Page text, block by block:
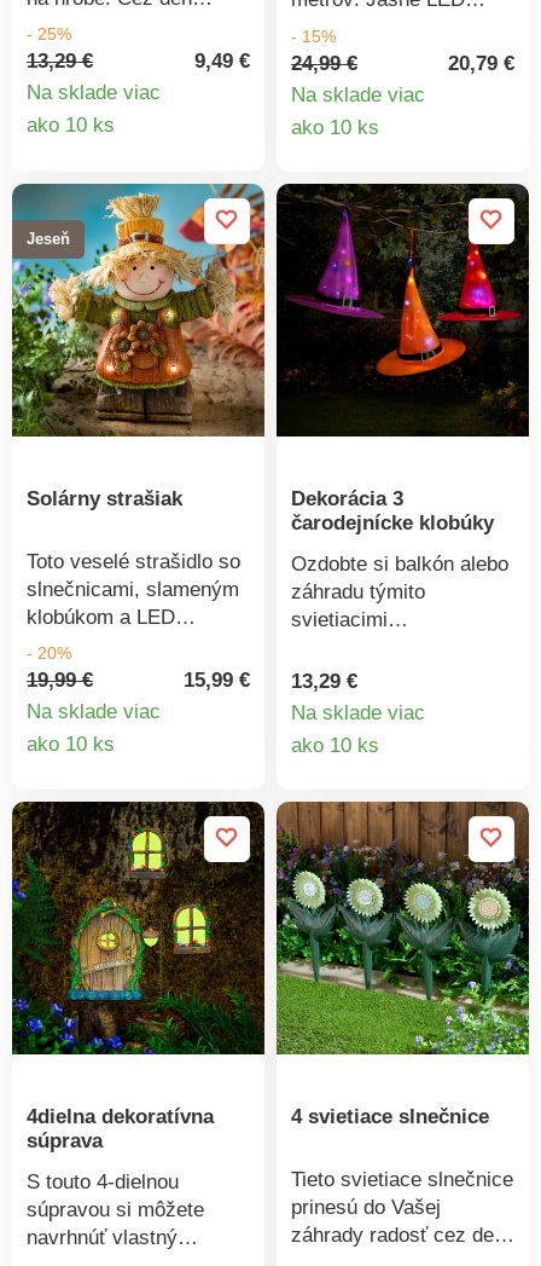
uchováva energiu a
každý večer osvetľuje
tmu - v lete aj v zime.
- 25%
13,29 €
9,49 €
Na sklade viac
ako 10 ks
svetlo v nadčasovom
dizajne pre terasy,
záhrady alebo vchody
napájanie,
inštalácia bez nutnosti
pripojenia k elektrickej
sieti. S diaľkovým
ovládaním pre ovládanie
3 režimov svetla, jasu a
senzora pohybu.42
jasných LED diód.
Diaľkové ovládanie. 3
svetelné režimy.
- 15%
24,99 €
20,79 €
Na sklade viac
ako 10 ks
Jeseň
Solárny strašiak
Toto veselé strašidlo so
slnečnicami, slameným
klobúkom a LED
svetlami vytvorí vo
Vašej záhrade jesennú
atmosféru – cez deň aj v
je súčasťou
4 LED diódy. Svieti za
súmraku. Na vonkajšie
použitie.
- 20%
19,99 €
15,99 €
Na sklade viac
ako 10 ks
Dekorácia 3
čarodejnícke klobúky
Ozdobte si balkón alebo
záhradu týmito
svietiacimi
klobúkmi v oranžovej,
fialovej a červenej farbe.
10 farebných LED diód a
Možno zavesiť
kamkoľvek.3 klobúky s
10 farebnými LED
diódami. Vrátane batérie
(2× CR2032 na klobúk).
Farby: oranžová,
fialová, červená. Možno
flexibilne zavesiť, napr.
na balkón.
13,29 €
Na sklade viac
ako 10 ks
4dielna dekoratívna
súprava
S touto 4-dielnou
súpravou si môžete
navrhnúť vlastný
4 svietiace slnečnice
Tieto svietiace slnečnice
prinesú do Vašej
záhrady radosť cez deň